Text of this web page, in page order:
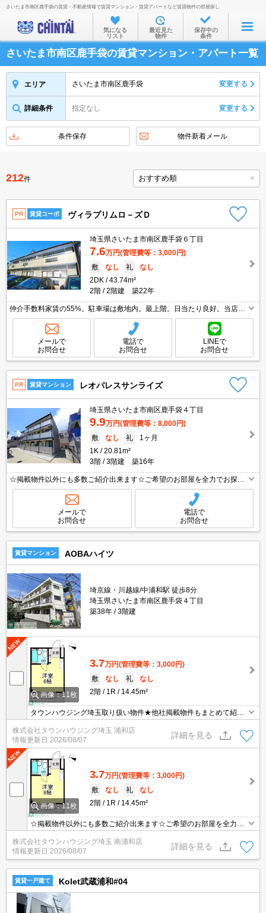
お部屋を探す
沿線・駅から
住所から
家賃相場から
物件特集から
不動産会社から
TOP
さいたま市南区鹿手袋の賃貸・不動産情報で賃貸マンション・賃貸アパートなど賃貸物件の部屋探し
気になる
リスト
最近見た
物件
保存中の
条件
さいたま市南区鹿手袋の賃貸マンション・アパート一覧
エリア さいたま市南区鹿手袋 変更する
詳細条件 指定なし 変更する
条件保存 物件新着メール
212件
PR 賃貸コーポ ヴィラプリムロ－ズＤ
埼玉県さいたま市南区鹿手袋６丁目
7.6万円(管理費等：3,000円)
敷
なし 礼
なし
2DK
43.74m²
2階
2階建 築22年
仲介手数料家賃の55%。駐車場は敷地内。最上階。日当たり良好。当店の
専属募集物件。
メールで
お問合せ
電話で
お問合せ
LINEで
お問合せ
PR 賃貸マンション レオパレスサンライズ
埼玉県さいたま市南区鹿手袋４丁目
9.9万円(管理費等：8,000円)
敷
なし 礼
1ヶ月
1K
20.81m²
3階
3階建 築16年
☆掲載物件以外にも多数ご紹介出来ます☆ご希望のお部屋を全力でお探し
させて頂きます♪
メールで
お問合せ
電話で
お問合せ
賃貸マンション AOBAハイツ
埼京線・川越線/中浦和駅 徒歩8分
埼玉県さいたま市南区鹿手袋４丁目
築38年
3階建
画像：11枚
3.7万円(管理費等：3,000円)
敷
なし 礼
なし
2階
1R 14.45m²
タウンハウジング埼玉取り扱い物件★他社掲載物件もまとめて紹介
できます・オンラインでの面談＆見学も対応
株式会社タウンハウジング埼玉 浦和店
情報更新日 2026/08/07
詳細を見る
画像：11枚
3.7万円(管理費等：3,000円)
敷
なし 礼
なし
2階
1R 14.45m²
☆掲載物件以外にも多数ご紹介出来ます☆ご希望のお部屋を全力で
お探しさせて頂きます♪
株式会社タウンハウジング埼玉 南浦和店
情報更新日 2026/08/07
詳細を見る
賃貸一戸建て Kolet武蔵浦和#04